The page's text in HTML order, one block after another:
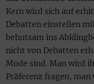
Kern wird sich auf
Debatten einstellen
behutsam ins
nicht von Debatten
Mode sind. Man wird
Präferenz fragen,